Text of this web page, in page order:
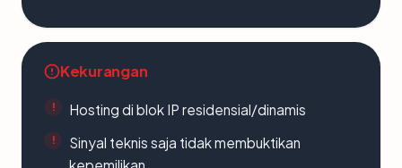
Kekurangan
Hosting di blok IP residensial/dinamis
Sinyal teknis saja tidak membuktikan